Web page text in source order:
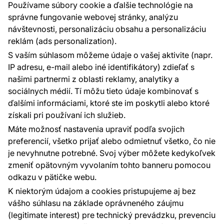
Používame súbory cookie a ďalšie technológie na
správne fungovanie webovej stránky, analýzu
návštevnosti, personalizáciu obsahu a personalizáciu
reklám (ads personalization).
S vaším súhlasom môžeme údaje o vašej aktivite (napr.
IP adresu, e-mail alebo iné identifikátory) zdieľať s
našimi partnermi z oblasti reklamy, analytiky a
sociálnych médií. Tí môžu tieto údaje kombinovať s
ďalšími informáciami, ktoré ste im poskytli alebo ktoré
získali pri používaní ich služieb.
Máte možnosť nastavenia upraviť podľa svojich
preferencií, všetko prijať alebo odmietnuť všetko, čo nie
je nevyhnutne potrebné. Svoj výber môžete kedykoľvek
zmeniť opätovným vyvolaním tohto banneru pomocou
odkazu v pätičke webu.
K niektorým údajom a cookies pristupujeme aj bez
vášho súhlasu na základe oprávneného záujmu
(legitimate interest) pre technický prevádzku, prevenciu
Kontakty
Sme tu pre vás 24 hodín denne, 7 dní v
týždni
+420 777 004 021
info@vavex.cz
Vavex 1990 s.r.o., IČ: 26776251, DIČ: CZ26776251
Dělostřelecká 330, Příbram 261 01
Ďalšie kontakty
Platobné metódy:
Platby zaisťuje: